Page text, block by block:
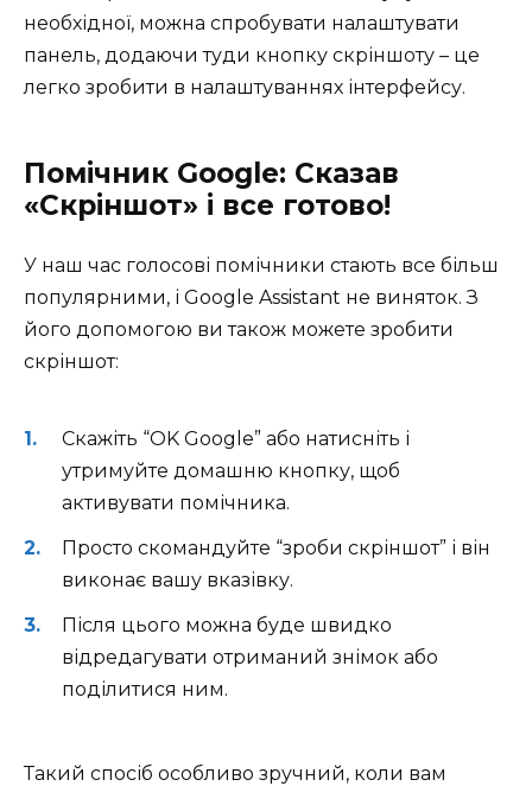
необхідної, можна спробувати налаштувати
панель, додаючи туди кнопку скріншоту – це
легко зробити в налаштуваннях інтерфейсу.
Помічник Google: Сказав
«Скріншот» і все готово!
У наш час голосові помічники стають все більш
популярними, і Google Assistant не виняток. З
його допомогою ви також можете зробити
скріншот:
Скажіть “OK Google” або натисніть і
утримуйте домашню кнопку, щоб
активувати помічника.
Просто скомандуйте “зроби скріншот” і він
виконає вашу вказівку.
Після цього можна буде швидко
відредагувати отриманий знімок або
поділитися ним.
Такий спосіб особливо зручний, коли вам